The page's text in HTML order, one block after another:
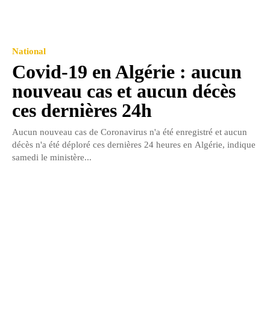
National
Covid-19 en Algérie : aucun
nouveau cas et aucun décès
ces dernières 24h
Aucun nouveau cas de Coronavirus n'a été enregistré et aucun
décès n'a été déploré ces dernières 24 heures en Algérie, indique
samedi le ministère...